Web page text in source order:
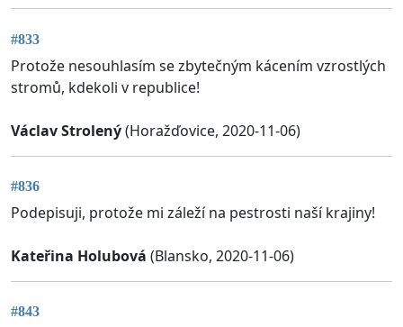
#833
Protože nesouhlasím se zbytečným kácením vzrostlých
stromů, kdekoli v republice!
Václav Strolený(Horažďovice, 2020-11-06)
#836
Podepisuji, protože mi záleží na pestrosti naší krajiny!
Kateřina Holubová (Blansko, 2020-11-06)
#843